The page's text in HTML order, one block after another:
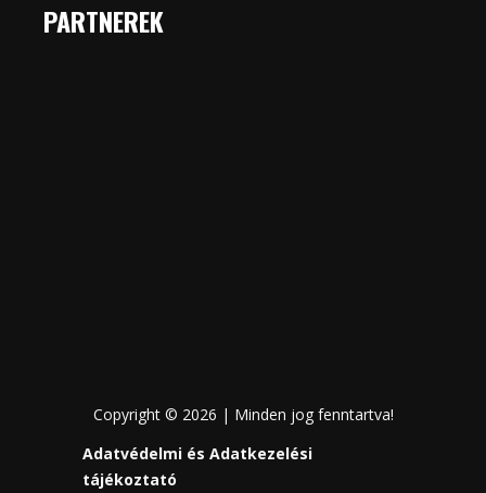
PARTNEREK
Copyright © 2026 | Minden jog fenntartva!
Adatvédelmi és Adatkezelési
tájékoztató